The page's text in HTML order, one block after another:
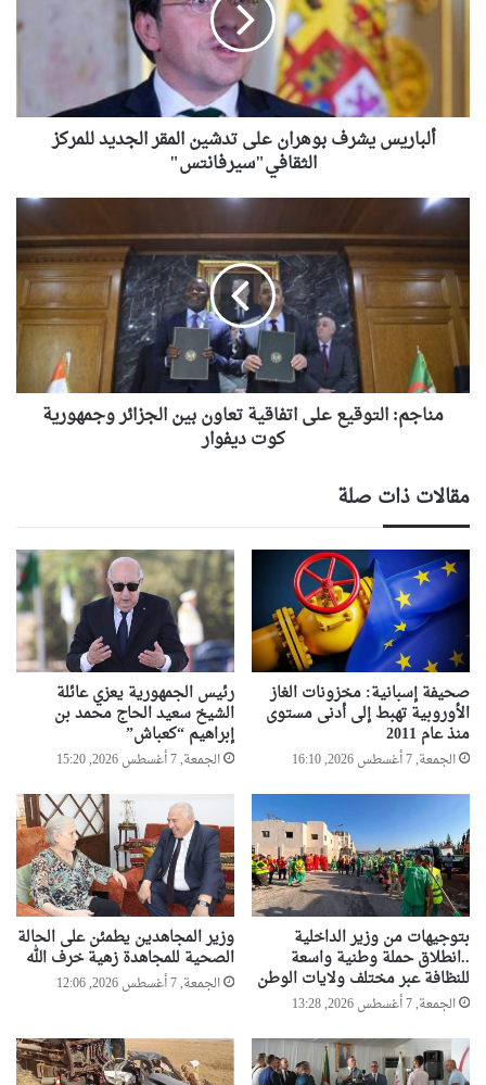
تدشين
الثقافي"سيرفانتس"
ألباريس يشرف بوهران على تدشين المقر الجديد للمركز
الثقافي"سيرفانتس"
مناجم:
التوقيع
اتفاقية
تعاون
بين
الجزائر
وجمهورية
كوت
ديفوارمناجم: التوقيع على اتفاقية تعاون بين الجزائر وجمهورية
كوت ديفوار
مقالات ذات صلة
صحيفة إسبانية: مخزونات الغاز
الأوروبية تهبط إلى أدنى مستوى
منذ عام 2011
الجمعة, 7 أغسطس 2026, 16:10
رئيس الجمهورية يعزي عائلة
الشيخ سعيد الحاج محمد بن
إبراهيم “كعباش”
الجمعة, 7 أغسطس 2026, 15:20
بتوجيهات من وزير الداخلية
..انطلاق حملة وطنية واسعة
للنظافة عبر مختلف ولايات الوطن
الجمعة, 7 أغسطس 2026, 13:28
وزير المجاهدين يطمئن على الحالة
الصحية للمجاهدة زهية خرف الله
الجمعة, 7 أغسطس 2026, 12:06